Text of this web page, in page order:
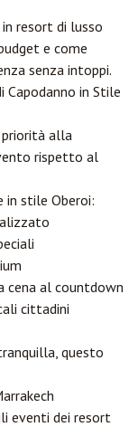
resort di lusso
e come
senza intoppi.
Capodanno in Stile
priorità alla
rispetto al
in stile Oberoi:
al countdown
cittadini
questo
eventi dei resort